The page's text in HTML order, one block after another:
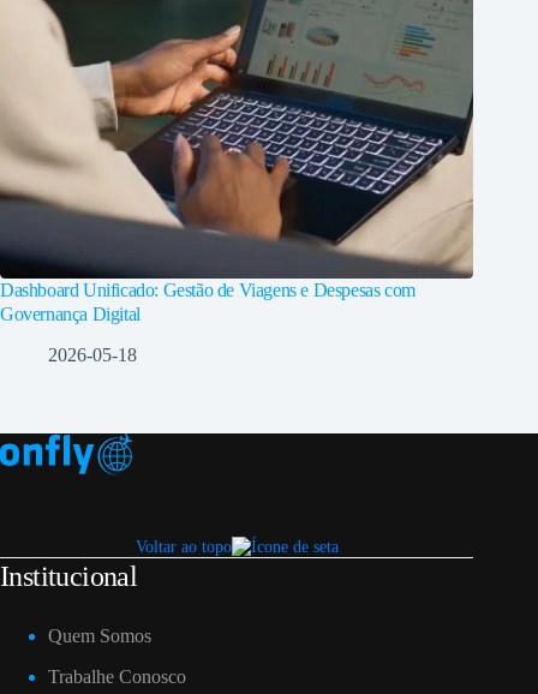
Dashboard Unificado: Gestão de Viagens e Despesas com
Governança Digital
2026-05-18
Voltar ao topo
Institucional
Quem Somos
Trabalhe Conosco